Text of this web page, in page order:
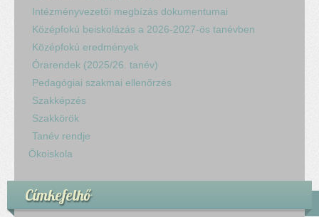
Intézményvezetői megbízás dokumentumai
Középfokú beiskolázás a 2026-2027-ös tanévben
Középfokú eredmények
Órarendek (2025/26. tanév)
Pedagógiai szakmai ellenőrzés
Szakképzés
Szakkörök
Tanév rendje
Ökoiskola
Címkefelhő